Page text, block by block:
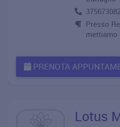
Presso
mettiamo
PRENOTA
Lotus